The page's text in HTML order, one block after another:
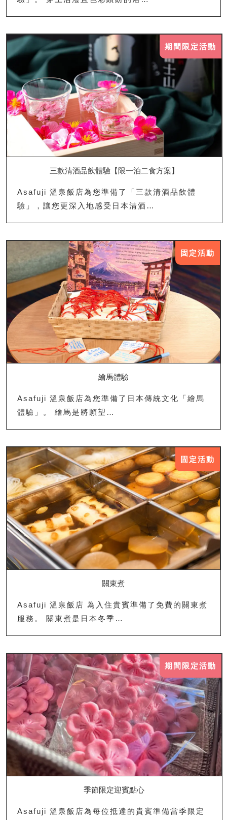
期間限定活動
三款清酒品飲體驗【限一泊二食方案】
Asafuji 溫泉飯店為您準備了「三款清酒品飲體
驗」，讓您更深入地感受日本清酒…
固定活動
繪馬體驗
Asafuji 溫泉飯店為您準備了日本傳統文化「繪馬
體驗」。 繪馬是將願望…
固定活動
關東煮
Asafuji 溫泉飯店 為入住貴賓準備了免費的關東煮
服務。 關東煮是日本冬季…
期間限定活動
季節限定迎賓點心
Asafuji 溫泉飯店為每位抵達的貴賓準備當季限定